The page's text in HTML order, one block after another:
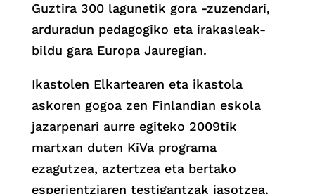
Guztira 300 lagunetik gora -zuzendari,
arduradun pedagogiko eta irakasleak-
bildu gara Europa Jauregian.
Ikastolen Elkartearen eta ikastola
askoren gogoa zen Finlandian eskola
jazarpenari aurre egiteko 2009tik
martxan duten KiVa programa
ezagutzea, aztertzea eta bertako
esperientziaren testigantzak jasotzea.